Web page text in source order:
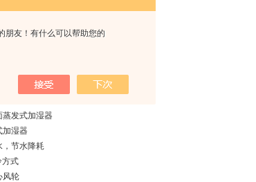
朋友！有什么可以帮助您的
接显示百分数）
蒸发式加湿器
加湿器
，节水降耗
方式
风轮